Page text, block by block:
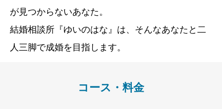
が見つからないあなた。
結婚相談所『ゆいのはな』は、そんなあなたと二
人三脚で成婚を目指します。
コース・料金